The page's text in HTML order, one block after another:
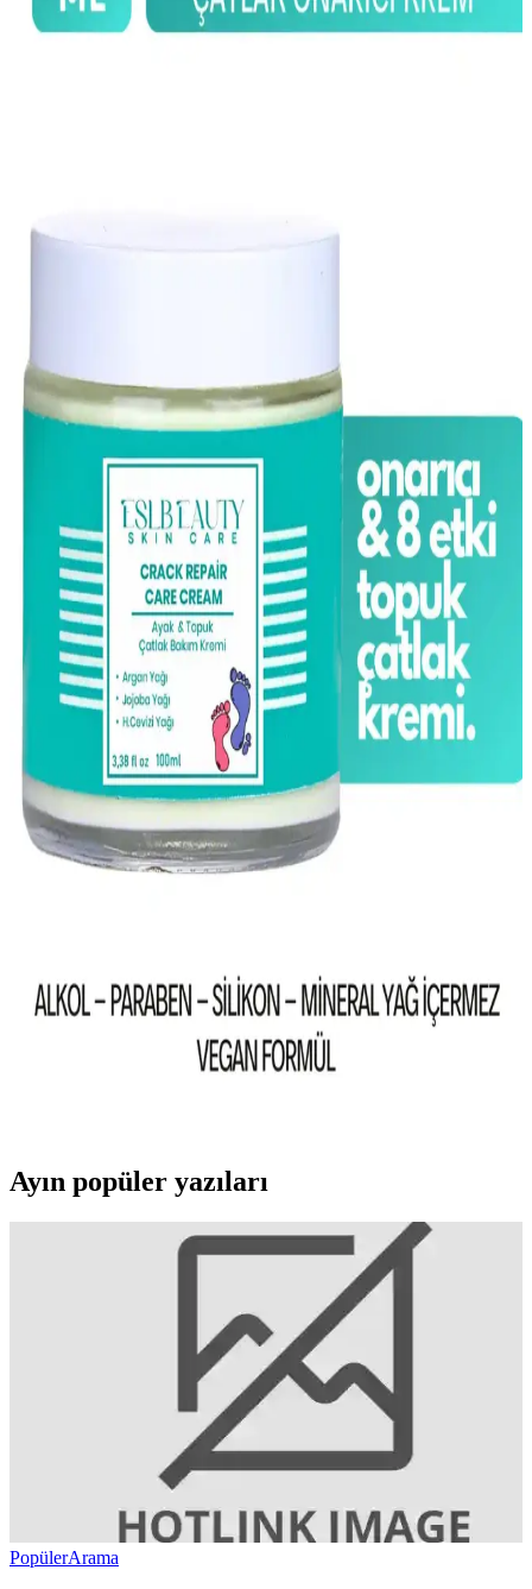
Yönetim Yöntemleri
Gebelik sonrası kadınlar, ciltteki değişiklikleri ve uygun bakım
ve Dikkat Edilmesi Gerekenler
Hamilelikte C vitamini serumu kullanımı güvenli mi? İçeriklere
dikkat, doktor onayı ve doğru ürün seçimiyle sağlıklı cilt bakımı
Hamilelikte C Vitamini Serumu Kullanımı:
Güvenlik ve Dikkat Edilmesi Gerekenler
Hamilelikte C vitamini serumu kullanımıyla ilgili güvenlik ve dikkat
edilmesi gereken noktaları, içerik seçiminden uzman görüşüne kadar
detaylı şekilde anlatıyoruz.
Hamilelikte Saç Boyası Kullanımı: Bilinenler, Riskler
ve Alternatif Yaklaşımlar
Hamilelikte saç boyası kullanımıyla ilgili net bilimsel veri
bulunmamakla birlikte, kimyasal içeriklere karşı temkinli olunması
önerilir. Alternatif olarak mindfulness ve meditasyon gibi yöntemler
desteklenmektedir.
Çatlaklara Karşı Güçlü ve Güvenilir Cilt Jeli
Seçenekleri Hakkında Bilgi
Etkili Çatlak Bakımı Kremi: Cilt Sağlığını
Destekleyen Doğal ve Güçlü Formüller
Çatlak bakım kremleri, ciltteki görünümü hafifletir, elastikiyeti artırır
Ayın popüler yazıları
PopülerArama